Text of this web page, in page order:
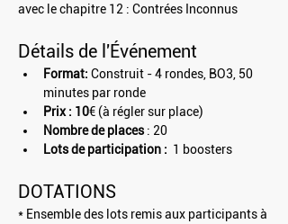
avec le chapitre 12 : Contrées Inconnus
Détails de l'Événement
Format: Construit - 4 rondes, BO3, 50
minutes par ronde
Prix : 10€ (à régler sur place)
Nombre de places : 20
Lots de participation : 1 boosters
DOTATIONS
* Ensemble des lots remis aux participants à